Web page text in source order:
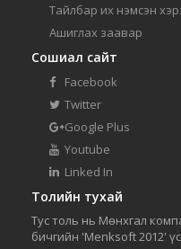
Тайлбар их нэмсэн
Ашиглах заавар
Сошиал сайт
Facebook
Twitter
Google Plus
Youtube
Linked In
Толийн тухай
Тус толь нь Мөнхгал
бичгийн 'Menksoft 2012'